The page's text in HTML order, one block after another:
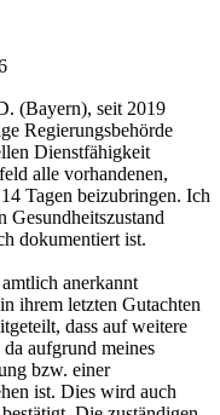
(Bayern), seit 2019
Regierungsbehörde
Dienstfähigkeit
alle vorhandenen,
Tagen beizubringen. Ich
Gesundheitszustand
dokumentiert ist.
anerkannt
ihrem letzten Gutachten
dass auf weitere
aufgrund meines
bzw. einer
ist. Dies wird auch